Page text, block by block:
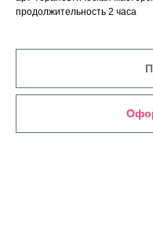
продолжительность 2 часа